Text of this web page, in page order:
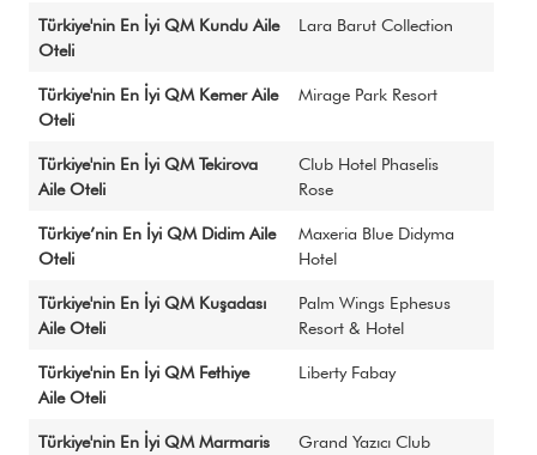
Davetliler
Basında Biz
MEDYA
Sürdürülebilirlik Politikası
Çerez Politikası
KVKK Aydınlatma Metni
Türkiye'nin En İyi QM Kundu Aile
Oteli
Lara Barut Collection
Türkiye'nin En İyi QM Kemer Aile
Oteli
Mirage Park Resort
Türkiye'nin En İyi QM Tekirova
Aile Oteli
Club Hotel Phaselis
Rose
Türkiye’nin En İyi QM Didim Aile
Oteli
Maxeria Blue Didyma
Hotel
Türkiye'nin En İyi QM Kuşadası
Aile Oteli
Palm Wings Ephesus
Resort & Hotel
Türkiye'nin En İyi QM Fethiye
Aile Oteli
Liberty Fabay
Türkiye'nin En İyi QM Marmaris
Grand Yazıcı Club